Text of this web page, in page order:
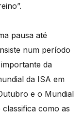
pausa até
num período
da
da ISA em
e o Mundial
como as